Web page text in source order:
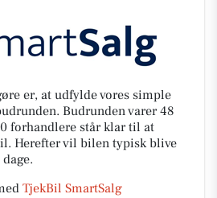
er, at udfylde vores simple
Budrunden varer 48
forhandlere står klar til at
Herefter vil bilen typisk blive
TjekBil SmartSalg